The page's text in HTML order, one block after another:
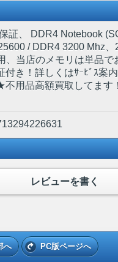
保証、 DDR4 Notebook
/ DDR4 3200 Mhz、
、当店のメモリは単品で
付き！詳しくはｻｰﾋﾞｽ案
高額買取してます！
レビューを書く
へ PC版ページへ